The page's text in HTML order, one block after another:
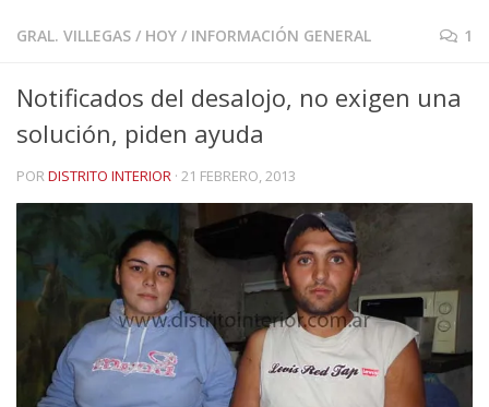
GRAL. VILLEGAS / HOY / INFORMACIÓN GENERAL 1
Notificados del desalojo, no exigen una
solución, piden ayuda
PORDISTRITO INTERIOR · 21 FEBRERO, 2013